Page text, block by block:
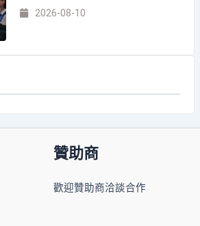
2026-08-10
贊助商
歡迎贊助商洽談合作